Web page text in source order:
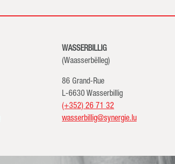
WASSERBILLIG
(Waasserbëlleg)
86 Grand-Rue
L-6630 Wasserbillig
(+352) 26 71 32
wasserbillig@synergie.lu